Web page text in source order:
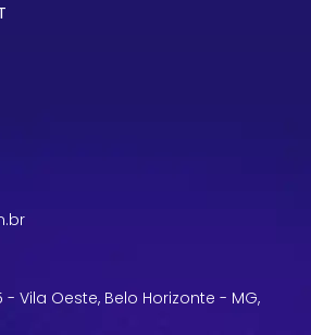
- Vila Oeste, Belo Horizonte - MG,